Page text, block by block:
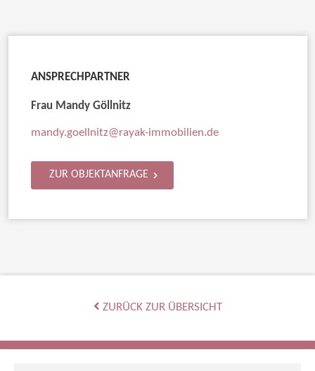
ANSPRECHPARTNER
Frau Mandy Göllnitz
mandy.goellnitz@rayak-immobilien.de
ZUR OBJEKTANFRAGE
ZURÜCK ZUR ÜBERSICHT